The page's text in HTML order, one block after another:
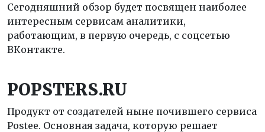
Сегодняшний обзор будет посвящен наиболее
интересным сервисам аналитики,
работающим, в первую очередь, с соцсетью
ВКонтакте.
POPSTERS.RU
Продукт от создателей ныне почившего сервиса
Postee. Основная задача, которую решает